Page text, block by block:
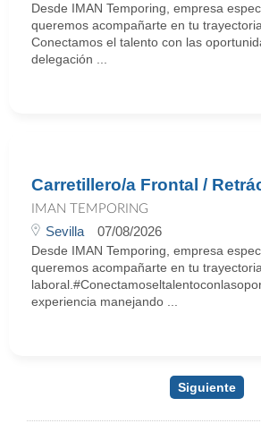
Desde IMAN Temporing, empresa
queremos acompañarte en tu
Conectamos el talento con las
delegación ...
Carretillero/a Frontal /
IMAN TEMPORING
Sevilla 07/08/2026
Desde IMAN Temporing, empresa
queremos acompañarte en tu trayectoria
experiencia manejando ...
Siguiente